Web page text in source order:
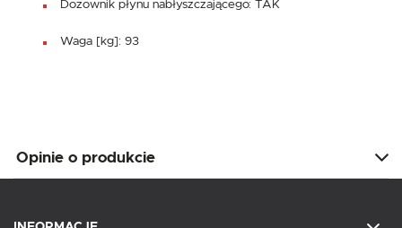
Dozownik płynu nabłyszczającego: TAK
Waga [kg]: 93
Opinie o produkcie